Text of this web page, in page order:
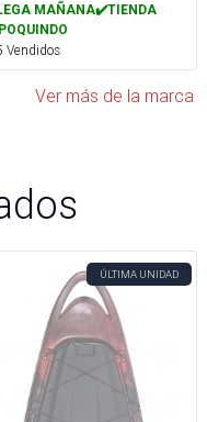
MAÑANA✔️TIENDA
Vendidos
Ver más de la marca
ÚLTIMA UNIDAD